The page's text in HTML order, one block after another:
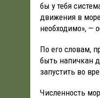
бы у тебя
движения в
необходимо», —
По его словам,
быть напичкан
запустить во
Численность